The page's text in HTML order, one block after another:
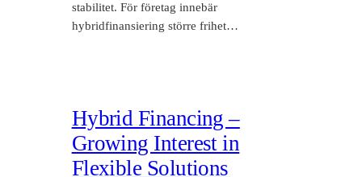
stabilitet. För företag innebär
hybridfinansiering större frihet…
Hybrid Financing –
Growing Interest in
Flexible Solutions